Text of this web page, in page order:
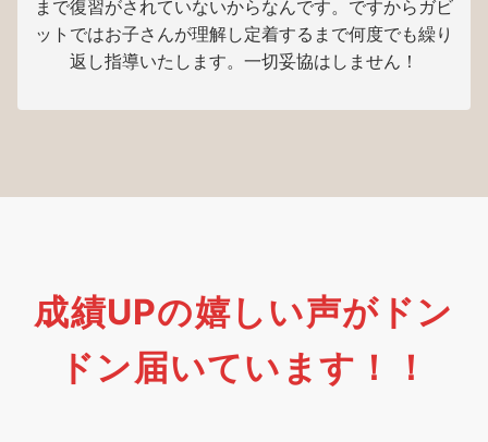
まで復習がされていないからなんです。ですからガビ
ットではお子さんが理解し定着するまで何度でも繰り
返し指導いたします。一切妥協はしません！
成績UPの嬉しい声がドン
ドン届いています！！